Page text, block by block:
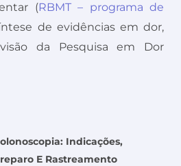
(RBMT – programa de
de evidências em dor,
da Pesquisa em Dor
Indicações,
E Rastreamento